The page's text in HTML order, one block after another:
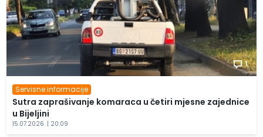
1
Servisne informacije
Sutra zaprašivanje komaraca u četiri mjesne zajednice
u Bijeljini
15.07.2026. | 20:09